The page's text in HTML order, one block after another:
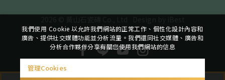
我們使用 Cookie 以允許我們網站的正常工作、個性化設計內容和
廣告、提供社交媒體功能並分析流量。我們還同社交媒體、廣告和
分析合作夥伴分享有關您使用我們網站的信息
管理Cookies